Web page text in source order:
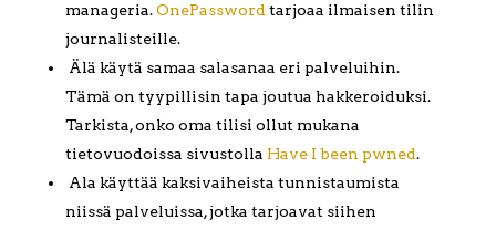
manageria.OnePasswordtarjoaa ilmaisen tilin
journalisteille.
Älä käytä samaa salasanaa eri palveluihin.
Tämä on tyypillisin tapa joutua hakkeroiduksi.
Tarkista, onko oma tilisi ollut mukana
tietovuodoissa sivustolla Have I been pwned.
Ala käyttää kaksivaiheista tunnistaumista
niissä palveluissa, jotka tarjoavat siihen